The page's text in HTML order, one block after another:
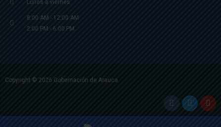
Lunes a viernes
8:00 AM - 12:00 AM
2:00 PM - 6:00 PM.
Copyright © 2026 Gobernación de Arauca